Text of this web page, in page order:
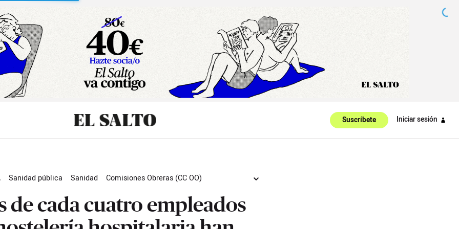
Suscríbete Iniciar sesión
Sanidad pública Sanidad
Comisiones Obreras (CC OO)
de cada cuatro empleados